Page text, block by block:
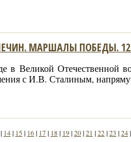
МАРШАЛЫ ПОБЕДЫ.
в Великой Отечественной
с И.В. Сталиным,
| 14| 15| 16| 17| 18| 19|20|21 |22|23 |24|